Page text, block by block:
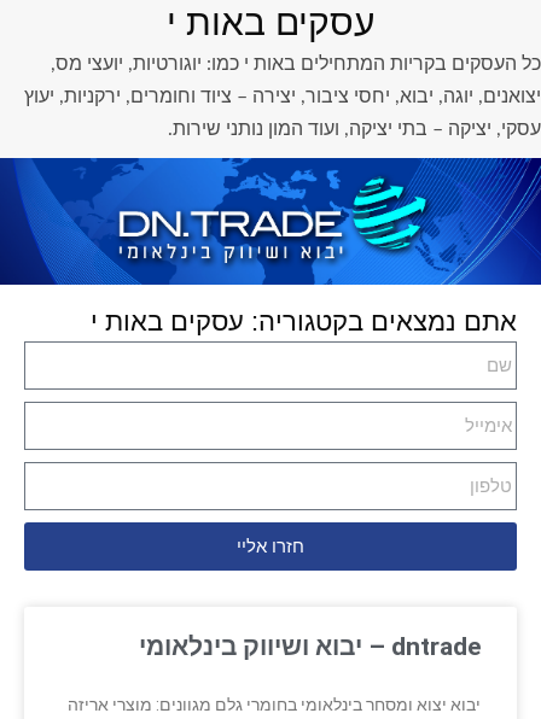
עסקים באות י
כל העסקים בקריות המתחילים באות י כמו: יוגורטיות, יועצי מס,
יצואנים, יוגה, יבוא, יחסי ציבור, יצירה – ציוד וחומרים, ירקניות, יעוץ
עסקי, יציקה – בתי יציקה, ועוד המון נותני שירות.
אתם נמצאים בקטגוריה: עסקים באות י
חזרו אליי
dntrade – יבוא ושיווק בינלאומי
יבוא יצוא ומסחר בינלאומי בחומרי גלם מגוונים: מוצרי אריזה